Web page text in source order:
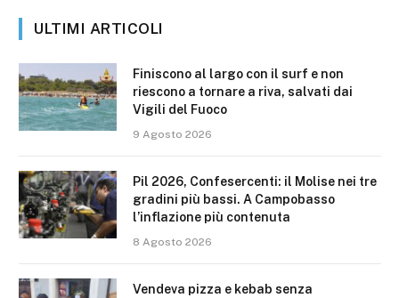
ULTIMI ARTICOLI
Finiscono al largo con il surf e non
riescono a tornare a riva, salvati dai
Vigili del Fuoco
9 Agosto 2026
Pil 2026, Confesercenti: il Molise nei tre
gradini più bassi. A Campobasso
l’inflazione più contenuta
8 Agosto 2026
Vendeva pizza e kebab senza